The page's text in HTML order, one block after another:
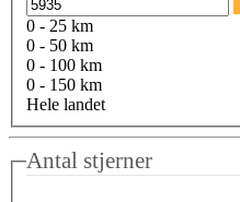
0 - 25 km
0 - 50 km
0 - 100 km
0 - 150 km
Hele landet
Antal stjerner